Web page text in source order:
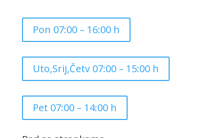
Pon 07:00 – 16:00 h
Uto,Srij,Četv 07:00 – 15:00 h
Pet 07:00 – 14:00 h